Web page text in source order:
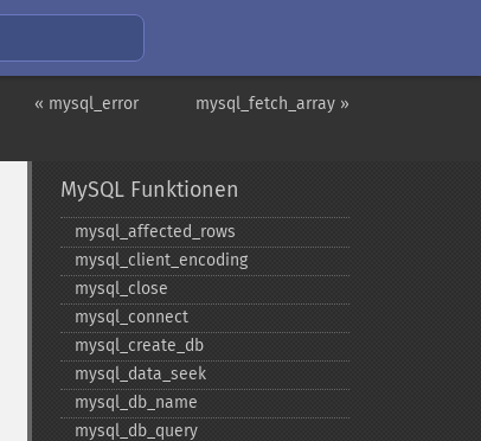
mysql_fetch_array »
« mysql_error
MySQL Funktionen
mysql_​affected_​rows
mysql_​client_​encoding
mysql_​close
mysql_​connect
mysql_​create_​db
mysql_​data_​seek
mysql_​db_​name
mysql_​db_​query